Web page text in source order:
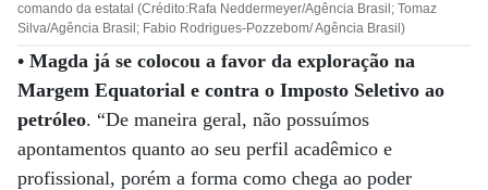
comando da estatal (Crédito:Rafa Neddermeyer/Agência Brasil; Tomaz
Silva/Agência Brasil; Fabio Rodrigues-Pozzebom/ Agência Brasil)
• Magda já se colocou a favor da exploração na
Margem Equatorial e contra o Imposto Seletivo ao
petróleo. “De maneira geral, não possuímos
apontamentos quanto ao seu perfil acadêmico e
profissional, porém a forma como chega ao poder